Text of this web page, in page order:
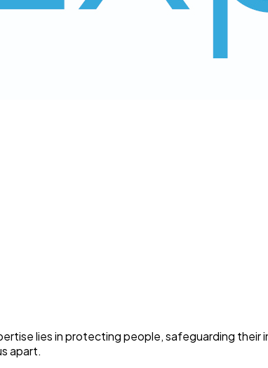
lies in protecting people, safeguarding their
apart.